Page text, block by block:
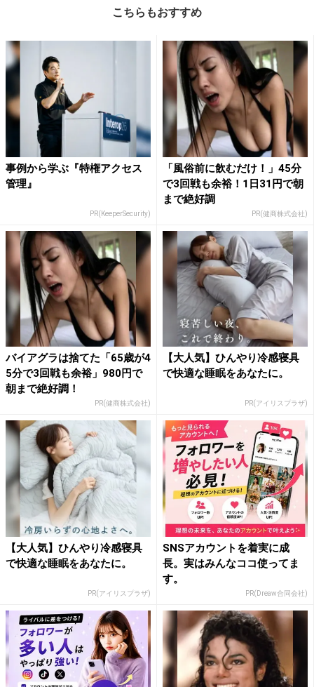
こちらもおすすめ
事例から学ぶ『特権アクセス
管理』
PR(KeeperSecurity)
「風俗前に飲むだけ！」45分
で3回戦も余裕！1日31円で朝
まで絶好調
PR(健商株式会社)
バイアグラは捨てた「65歳が4
5分で3回戦も余裕」980円で
朝まで絶好調！
PR(健商株式会社)
【大人気】ひんやり冷感寝具
で快適な睡眠をあなたに。
PR(アイリスプラザ)
【大人気】ひんやり冷感寝具
で快適な睡眠をあなたに。
PR(アイリスプラザ)
SNSアカウントを着実に成
長。実はみんなココ使ってま
す。
PR(Dreaw合同会社)